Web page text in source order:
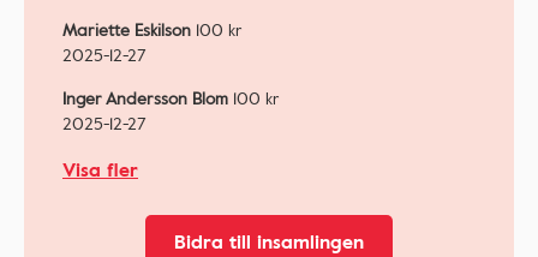
Mariette Eskilson 100 kr
2025-12-27
Inger Andersson Blom 100 kr
2025-12-27
Visa fler
Bidra till insamlingen